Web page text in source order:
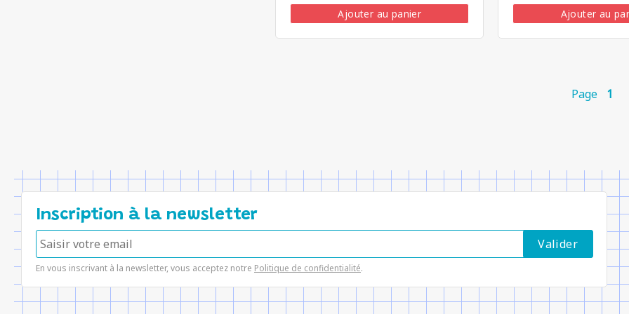
Ajouter au panier Ajouter au
Page 1
Inscription à la newsletter
En vous inscrivant à la newsletter, vous acceptez notre Politique de confidentialité.